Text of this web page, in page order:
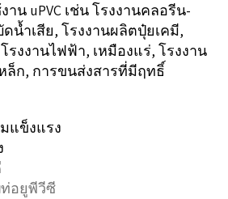
น uPVC เช่น โรงงานคลอรีน-
น้ำเสีย, โรงงานผลิตปุ๋ยเคมี,
รงงานไฟฟ้า, เหมืองแร่, โรงงาน
ล็ก, การขนส่งสารที่มีฤทธิ์
แข็งแรง
ท่อยูพีวีซี